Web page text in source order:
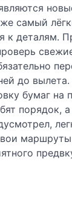
самый
к деталям.
до
бумаг на
порядок,